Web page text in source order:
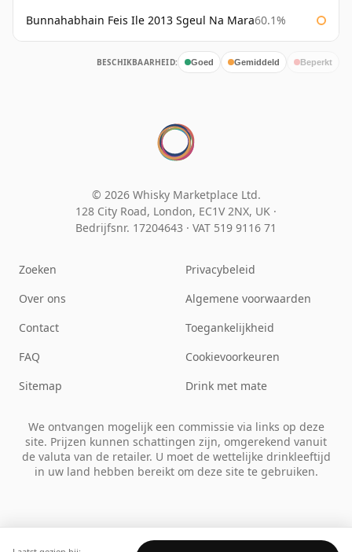
Bunnahabhain Feis Ile 2013 Sgeul Na Mara60.1%
BESCHIKBAARHEID: Goed Gemiddeld Beperkt
© 2026 Whisky Marketplace Ltd.
128 City Road, London, EC1V 2NX, UK ·
Bedrijfsnr. 17204643 · VAT 519 9116 71
Zoeken
Over ons
Contact
FAQ
Sitemap
Privacybeleid
Algemene voorwaarden
Toegankelijkheid
Cookievoorkeuren
Drink met mate
We ontvangen mogelijk een commissie via links op deze
site. Prijzen kunnen schattingen zijn, omgerekend vanuit
de valuta van de retailer. U moet de wettelijke drinkleeftijd
in uw land hebben bereikt om deze site te gebruiken.